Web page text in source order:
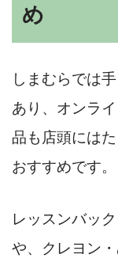
め
しまむらでは
あり、オンラ
品も店頭には
おすすめです。
レッスンバッ
や、クレヨン